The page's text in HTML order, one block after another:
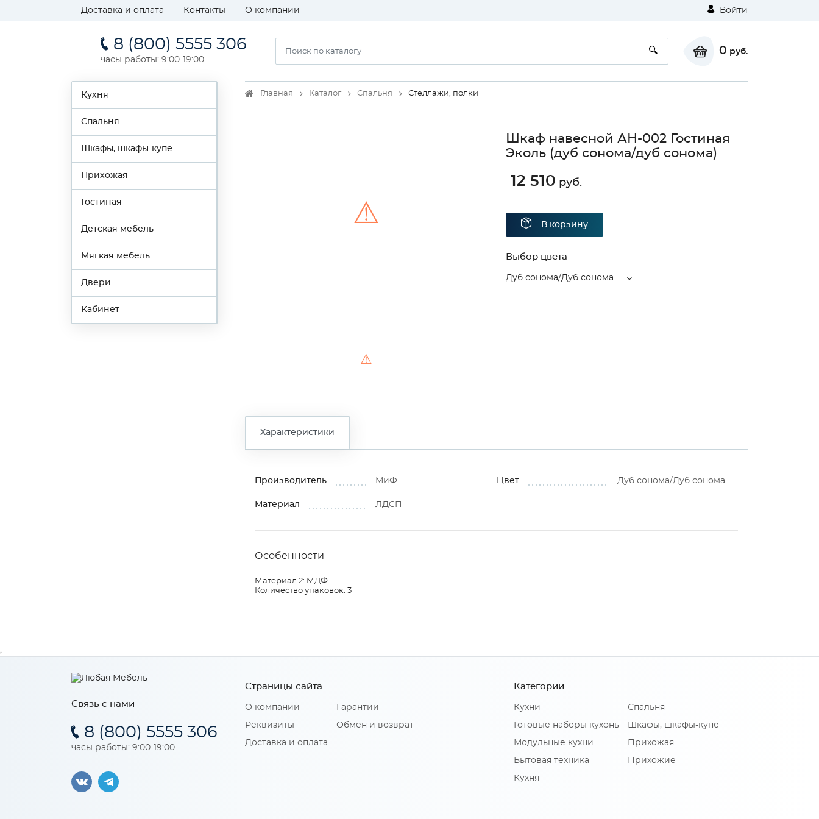
Доставка и оплата Контакты О компании Войти
8 (800) 5555 306
часы работы: 9:00-19:00
0 руб.
Кухня
Спальня
Шкафы, шкафы-купе
Прихожая
Гостиная
Детская мебель
Мягкая мебель
Двери
Кабинет
Главная Каталог Спальня Стеллажи, полки
⚠
⚠
Шкаф навесной АН-002 Гостиная
Эколь (дуб сонома/дуб сонома)
12 510 руб.
В корзину
Выбор цвета
Дуб сонома/Дуб сонома
Характеристики
Производитель МиФ Цвет Дуб сонома/Дуб сонома
Материал ЛДСП
Особенности
Материал 2: МДФ
Количество упаковок: 3
Связь с нами
8 (800) 5555 306
часы работы: 9:00-19:00
Страницы сайта
О компании
Реквизиты
Доставка и оплата
Гарантии
Обмен и возврат
Категории
Кухни
Готовые наборы кухонь
Модульные кухни
Бытовая техника
Кухня
Спальня
Шкафы, шкафы-купе
Прихожая
Прихожие
;